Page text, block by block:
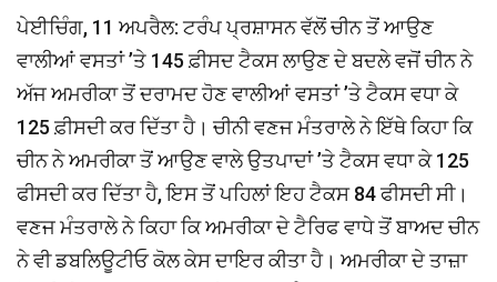
ਪੇਈਚਿੰਗ, 11 ਅਪਰੈਲ: ਟਰੰਪ ਪ੍ਰਸ਼ਾਸਨ ਵੱਲੋਂ ਚੀਨ ਤੋਂ ਆਉਣ
ਵਾਲੀਆਂ ਵਸਤਾਂ ’ਤੇ 145 ਫ਼ੀਸਦ ਟੈਕਸ ਲਾਉਣ ਦੇ ਬਦਲੇ ਵਜੋਂ ਚੀਨ ਨੇ
ਅੱਜ ਅਮਰੀਕਾ ਤੋਂ ਦਰਾਮਦ ਹੋਣ ਵਾਲੀਆਂ ਵਸਤਾਂ ’ਤੇ ਟੈਕਸ ਵਧਾ ਕੇ
125 ਫ਼ੀਸਦੀ ਕਰ ਦਿੱਤਾ ਹੈ। ਚੀਨੀ ਵਣਜ ਮੰਤਰਾਲੇ ਨੇ ਇੱਥੇ ਕਿਹਾ ਕਿ
ਚੀਨ ਨੇ ਅਮਰੀਕਾ ਤੋਂ ਆਉਣ ਵਾਲੇ ਉਤਪਾਦਾਂ ’ਤੇ ਟੈਕਸ ਵਧਾ ਕੇ 125
ਫੀਸਦੀ ਕਰ ਦਿੱਤਾ ਹੈ, ਇਸ ਤੋਂ ਪਹਿਲਾਂ ਇਹ ਟੈਕਸ 84 ਫੀਸਦੀ ਸੀ।
ਵਣਜ ਮੰਤਰਾਲੇ ਨੇ ਕਿਹਾ ਕਿ ਅਮਰੀਕਾ ਦੇ ਟੈਰਿਫ ਵਾਧੇ ਤੋਂ ਬਾਅਦ ਚੀਨ
ਨੇ ਵੀ ਡਬਲਿਊਟੀਓ ਕੋਲ ਕੇਸ ਦਾਇਰ ਕੀਤਾ ਹੈ। ਅਮਰੀਕਾ ਦੇ ਤਾਜ਼ਾ